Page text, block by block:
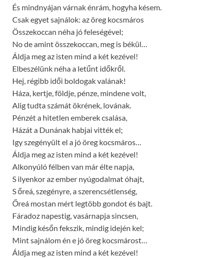
És mindnyájan várnak énrám, hogyha késem.
Csak egyet sajnálok: az öreg kocsmáros
Összekoccan néha jó feleségével;
No de amint összekoccan, meg is békül…
Áldja meg az isten mind a két kezével!
Elbeszélünk néha a letűnt időkről.
Hej, régibb idői boldogak valának!
Háza, kertje, földje, pénze, mindene volt,
Alig tudta számát ökrének, lovának.
Pénzét a hitetlen emberek csalása,
Házát a Dunának habjai vitték el;
Igy szegényült el a jó öreg kocsmáros…
Áldja meg az isten mind a két kezével!
Alkonyúló félben van már élte napja,
S ilyenkor az ember nyúgodalmat óhajt,
S őreá, szegényre, a szerencsétlenség,
Őreá mostan mért legtöbb gondot és bajt.
Fáradoz napestig, vasárnapja sincsen,
Mindig későn fekszik, mindig idején kel;
Mint sajnálom én e jó öreg kocsmárost…
Áldja meg az isten mind a két kezével!